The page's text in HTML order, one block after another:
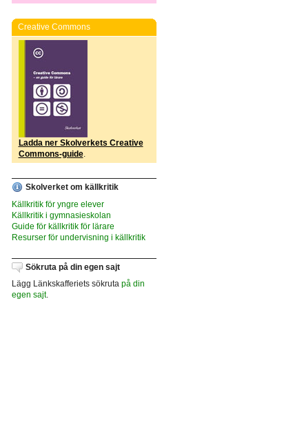
Creative Commons
Ladda ner Skolverkets Creative
Commons-guide.
Skolverket om källkritik
Källkritik för yngre elever
Källkritik i gymnasieskolan
Guide för källkritik för lärare
Resurser för undervisning i källkritik
Sökruta på din egen sajt
Lägg Länkskafferiets sökruta på din
egen sajt.